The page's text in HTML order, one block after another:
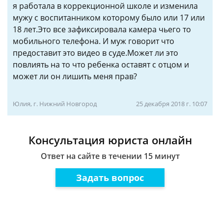
я работала в коррекционной школе и изменила
мужу с воспитанником которому было или 17 или
18 лет.Это все зафиксировала камера чьего то
мобильного телефона. И муж говорит что
предоставит это видео в суде.Может ли это
повлиять на то что ребенка оставят с отцом и
может ли он лишить меня прав?
Юлия, г. Нижний Новгород 25 декабря 2018 г. 10:07
Консультация юриста онлайн
Ответ на сайте в течении 15 минут
Задать вопрос